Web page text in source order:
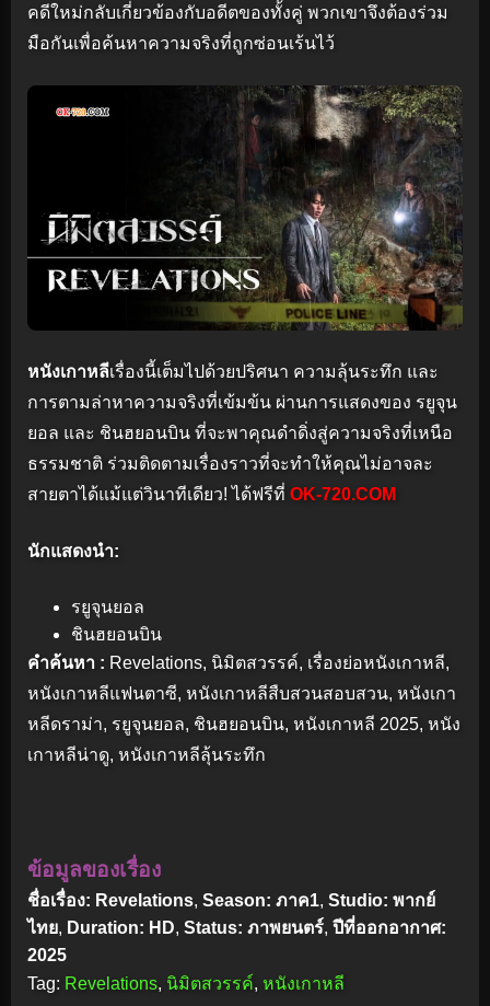
คดีใหม่กลับเกี่ยวข้องกับอดีตของทั้งคู่ พวกเขาจึงต้องร่วม
มือกันเพื่อค้นหาความจริงที่ถูกซ่อนเร้นไว้
หนังเกาหลีเรื่องนี้เต็มไปด้วยปริศนา ความลุ้นระทึก และ
การตามล่าหาความจริงที่เข้มข้น ผ่านการแสดงของ รยูจุน
ยอล และ ชินฮยอนบิน ที่จะพาคุณดำดิ่งสู่ความจริงที่เหนือ
ธรรมชาติ ร่วมติดตามเรื่องราวที่จะทำให้คุณไม่อาจละ
สายตาได้แม้แต่วินาทีเดียว! ได้ฟรีที่ OK-720.COM
นักแสดงนำ:
รยูจุนยอล
ชินฮยอนบิน
คำค้นหา : Revelations, นิมิตสวรรค์, เรื่องย่อหนังเกาหลี,
หนังเกาหลีแฟนตาซี, หนังเกาหลีสืบสวนสอบสวน, หนังเกา
หลีดราม่า, รยูจุนยอล, ชินฮยอนบิน, หนังเกาหลี 2025, หนัง
เกาหลีน่าดู, หนังเกาหลีลุ้นระทึก
ข้อมูลของเรื่อง
ชื่อเรื่อง: Revelations, Season: ภาค1, Studio: พากย์
ไทย, Duration: HD, Status: ภาพยนตร์, ปีที่ออกอากาศ:
2025
Tag: Revelations, นิมิตสวรรค์, หนังเกาหลี